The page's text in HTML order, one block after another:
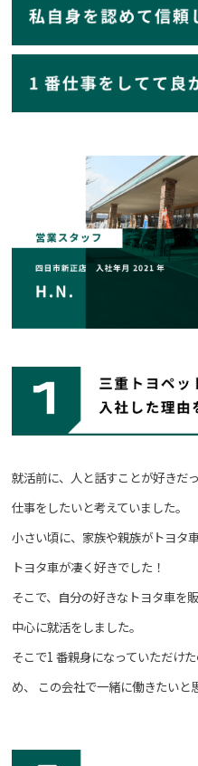
就活前に、人と話すことが好きだ
仕事をしたいと考えていました。
小さい頃に、家族や親族がトヨタ
トヨタ車が凄く好きでした！
そこで、自分の好きなトヨタ車を
中心に就活をしました。
そこで1 番親身になっていただけ
め、
この会社で一緒に働きたいと